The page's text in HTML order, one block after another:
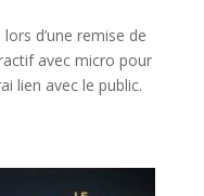
d’une remise de
avec micro pour
lien avec le public.